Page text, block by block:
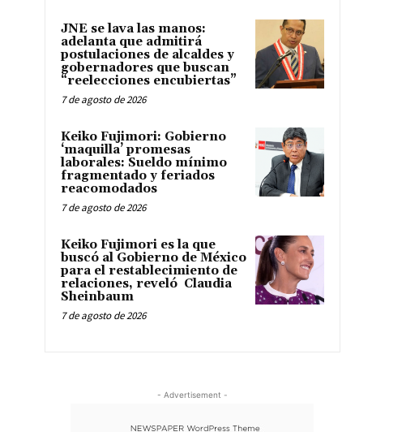
JNE se lava las manos:
adelanta que admitirá
postulaciones de alcaldes y
gobernadores que buscan
“reelecciones encubiertas”
7 de agosto de 2026
Keiko Fujimori: Gobierno
‘maquilla’ promesas
laborales: Sueldo mínimo
fragmentado y feriados
reacomodados
7 de agosto de 2026
Keiko Fujimori es la que
buscó al Gobierno de México
para el restablecimiento de
relaciones, reveló Claudia
Sheinbaum
7 de agosto de 2026
- Advertisement -